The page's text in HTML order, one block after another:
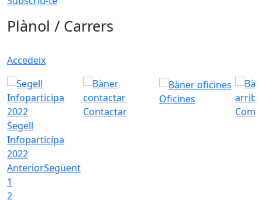
Plànol / Carrers
Accedeix
Segell
Infoparticipa
2022
Contactar
Oficines
Com
AnteriorSegüent
1
2